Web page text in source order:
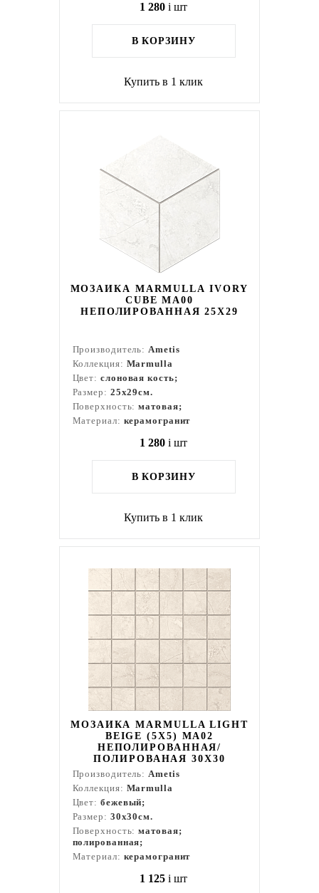
1 280 i шт
В КОРЗИНУ
Купить в 1 клик
МОЗАИКА MARMULLA IVORY
CUBE MA00
НЕПОЛИРОВАННАЯ 25X29
Производитель:Ametis
Коллекция: Marmulla
Цвет: слоновая кость;
Размер: 25x29см.
Поверхность:матовая;
Материал: керамогранит
1 280 i шт
В КОРЗИНУ
Купить в 1 клик
МОЗАИКА MARMULLA LIGHT
BEIGE (5Х5) MA02
НЕПОЛИРОВАННАЯ/
ПОЛИРОВАНАЯ 30X30
Производитель:Ametis
Коллекция: Marmulla
Цвет: бежевый;
Размер: 30x30см.
Поверхность:матовая;
полированная;
Материал: керамогранит
1 125 i шт